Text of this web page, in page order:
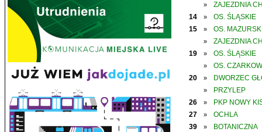
»
ZAJEZDNIA
14
»
OS. ŚLĄSKIE
15
» OS.
»
ZAJEZDNIA
19
» OS. ŚLĄSKIE
»
OS.
20
» DWORZEC
»
PRZYLEP
26
»
PKP NOWY
27
»
OCHLA
39
»
BOTANICZNA